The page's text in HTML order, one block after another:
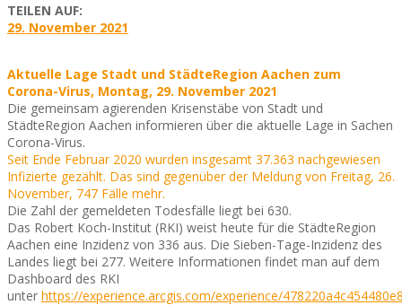
TEILEN AUF:
29. November 2021
Aktuelle Lage Stadt und StädteRegion Aachen zum
Corona-Virus, Montag, 29. November 2021
Die gemeinsam agierenden Krisenstäbe von Stadt und
StädteRegion Aachen informieren über die aktuelle Lage in Sachen
Corona-Virus.
Seit Ende Februar 2020 wurden insgesamt 37.363 nachgewiesen
Infizierte gezählt. Das sind gegenüber der Meldung von Freitag, 26.
November, 747 Fälle mehr.
Die Zahl der gemeldeten Todesfälle liegt bei 630.
Das Robert Koch-Institut (RKI) weist heute für die StädteRegion
Aachen eine Inzidenz von 336 aus. Die Sieben-Tage-Inzidenz des
Landes liegt bei 277. Weitere Informationen findet man auf dem
Dashboard des RKI
unter https://experience.arcgis.com/experience/